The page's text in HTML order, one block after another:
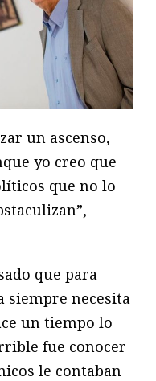
un ascenso,
yo creo que
que no lo
que para
necesita
un tiempo lo
fue conocer
le contaban